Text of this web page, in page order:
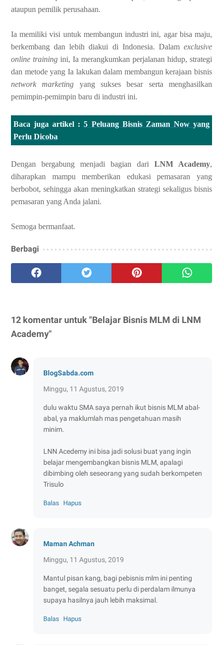
ataupun pemilik perusahaan.
Ia memiliki visi untuk membangun industri ini, agar bisa maju,
berkembang dan lebih diakui di Indonesia. Dalam exclusive
online training ini, Ia merangkumkan perjalanan hidup, strategi
dan metode yang Ia lakukan dalam membangun kerajaan bisnis
network marketing yang sukses besar serta menghasilkan
pemimpin-pemimpin baru di industri ini.
Baca juga artikel :5 Peluang Bisnis Zaman Now yang
Perlu Dicoba
Dengan bergabung menjadi bagian dari LNM Academy,
diharapkan mampu memberikan edukasi pemasaran yang
berbobot, sehingga akan meningkatkan strategi sekaligus bisnis
pemasaran yang Anda jalani.
Semoga bermanfaat.
Berbagi
12 komentar untuk "Belajar Bisnis MLM di LNM
Academy"
BlogSabda.com
Minggu, 11 Agustus, 2019
dulu waktu SMA saya pernah ikut bisnis MLM abal-
abal, ya maklumlah mas pengetahuan masih
minim.
LNN Acedemy ini bisa jadi solusi buat yang ingin
belajar mengembangkan bisnis MLM, apalagi
dibimbing oleh seseorang yang sudah berkompeten
Trisulo
Balas Hapus
Maman Achman
Minggu, 11 Agustus, 2019
Mantul pisan kang, bagi pebisnis mlm ini penting
banget, segala sesuatu perlu di perdalam ilmunya
supaya hasilnya jauh lebih maksimal.
Balas Hapus